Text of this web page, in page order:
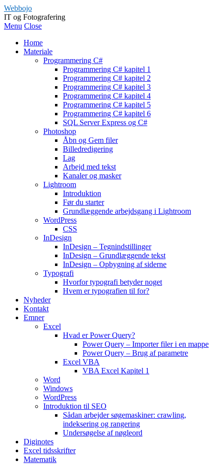
Webbojo
IT og Fotografering
Menu Close
Home
Materiale
Programmering C#
Programmering C# kapitel 1
Programmering C# kapitel 2
Programmering C# kapitel 3
Programmering C# kapitel 4
Programmering C# kapitel 5
Programmering C# kapitel 6
SQL Server Express og C#
Photoshop
Åbn og Gem filer
Billedredigering
Lag
Arbejd med tekst
Kanaler og masker
Lightroom
Introduktion
Før du starter
Grundlæggende arbejdsgang i Lightroom
WordPress
CSS
InDesign
InDesign – Tegnindstillinger
InDesign – Grundlæggende tekst
InDesign – Opbygning af siderne
Typografi
Hvorfor typografi betyder noget
Hvem er typografien til for?
Nyheder
Kontakt
Emner
Excel
Hvad er Power Query?
Power Query – Importer filer i en mappe
Power Query – Brug af parametre
Excel VBA
VBA Excel Kapitel 1
Word
Windows
WordPress
Introduktion til SEO
Sådan arbejder søgemaskiner: crawling,
indeksering og rangering
Undersøgelse af nøgleord
Diginotes
Excel tidsskrifter
Matematik